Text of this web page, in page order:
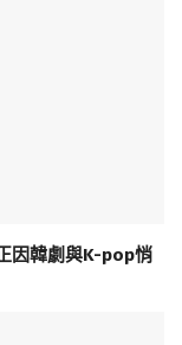
因韓劇與K-pop悄